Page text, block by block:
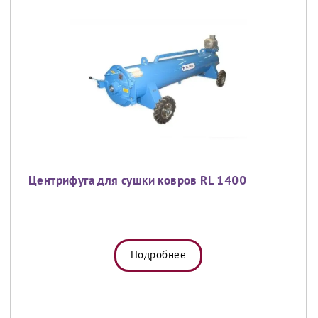
Центрифуга для сушки ковров RL 1400
Подробнее